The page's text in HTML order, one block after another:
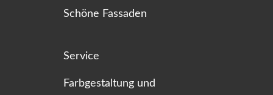
Schöne Fassaden
Service
Farbgestaltung und